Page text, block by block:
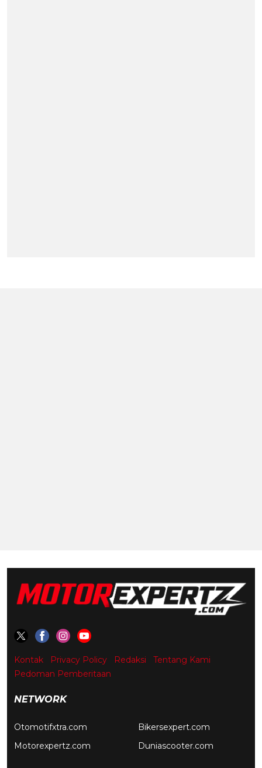
Kontak Privacy Policy Redaksi
Tentang Kami
Pedoman Pemberitaan
NETWORK
Otomotifxtra.com
Motorexpertz.com
Bikersexpert.com
Duniascooter.com